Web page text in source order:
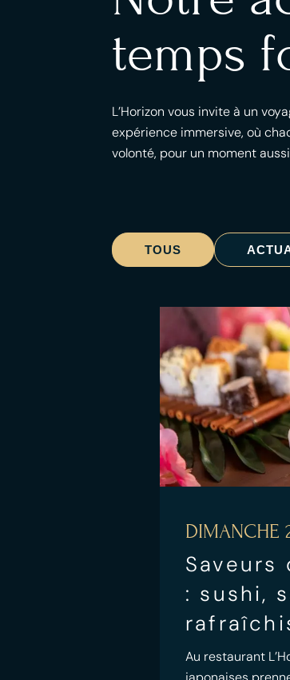
temps
L’Horizon vous invite à un
expérience immersive, où
volonté, pour un moment
TOUS
DIMANCHE
Saveurs
: sushi,
Au restaurant